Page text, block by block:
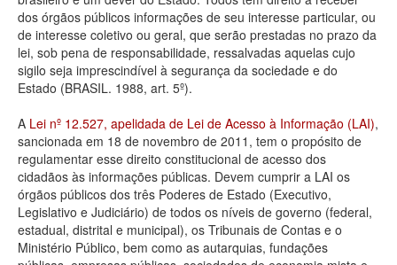
Agenda
Perguntas frequentes
Contato
dos órgãos públicos informações de seu interesse particular, ou
de interesse coletivo ou geral, que serão prestadas no prazo da
lei, sob pena de responsabilidade, ressalvadas aquelas cujo
sigilo seja imprescindível à segurança da sociedade e do
Estado (BRASIL. 1988, art. 5º).
A Lei nº 12.527, apelidada de Lei de Acesso à Informação (LAI),
sancionada em 18 de novembro de 2011, tem o propósito de
regulamentar esse direito constitucional de acesso dos
cidadãos às informações públicas. Devem cumprir a LAI os
órgãos públicos dos três Poderes de Estado (Executivo,
Legislativo e Judiciário) de todos os níveis de governo (federal,
estadual, distrital e municipal), os Tribunais de Contas e o
Ministério Público, bem como as autarquias, fundações